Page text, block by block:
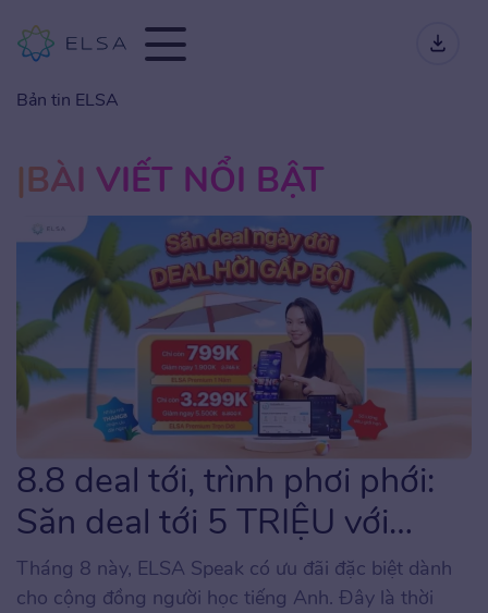
Bản tin ELSA
BÀI VIẾT NỔI BẬT
8.8 deal tới, trình phơi phới:
Săn deal tới 5 TRIỆU với
ELSA Speak
Tháng 8 này, ELSA Speak có ưu đãi đặc biệt dành
cho cộng đồng người học tiếng Anh. Đây là thời